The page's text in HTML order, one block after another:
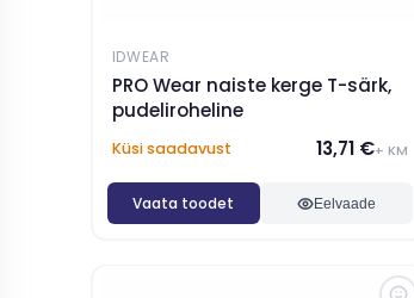
IDWEAR
PRO Wear naiste kerge T-särk,
pudeliroheline
Küsi saadavust 13,71 €+ KM
Vaata toodet Eelvaade